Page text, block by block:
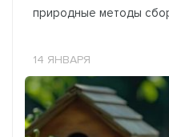
природные методы
14 ЯНВАРЯ